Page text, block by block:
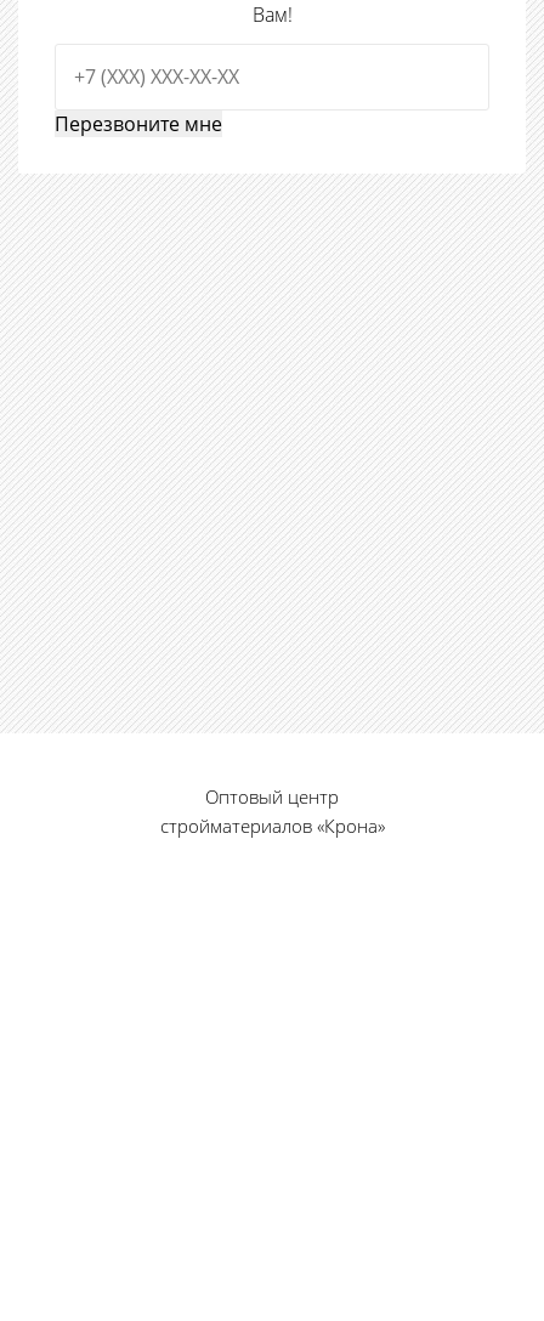
Вам!
Оптовый центр
стройматериалов «Крона»